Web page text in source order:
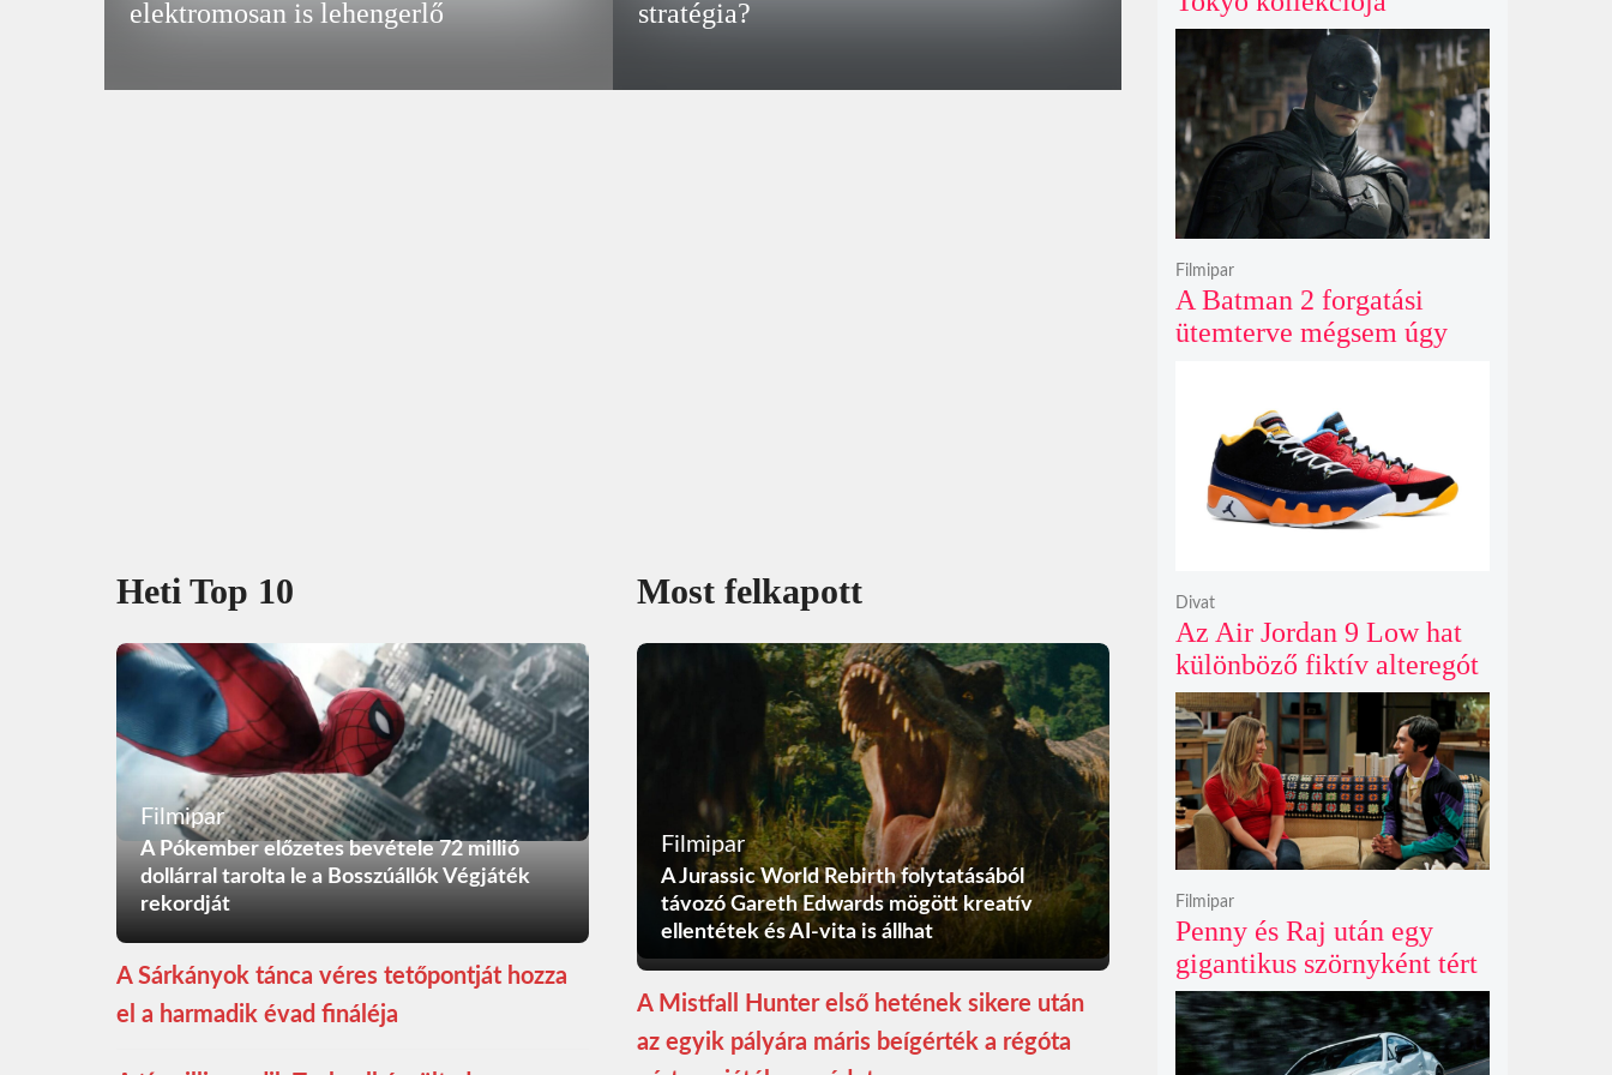
elektromosan is lehengerlő stratégia?
Heti Top 10
Filmipar
A Pókember előzetes bevétele 72 millió
dollárral tarolta le a Bosszúállók Végjáték
rekordját
A Sárkányok tánca véres tetőpontját hozza
el a harmadik évad fináléja
Most felkapott
Filmipar
A Jurassic World Rebirth folytatásából
távozó Gareth Edwards mögött kreatív
ellentétek és AI-vita is állhat
A Mistfall Hunter első hetének sikere után
az egyik pályára máris beígérték a régóta
flanellel, kordbársonnyal
és bőrrel gondolja újra az
időtlen örökséget
A Batman 2 forgatási
ütemterve mégsem úgy
Filmipar
Az Air Jordan 9 Low hat
különböző fiktív alteregót
gyúr egyetlen őrült
dizájnba
Divat
Penny és Raj után egy
gigantikus szörnyként tért
vissza valaki az
Agymenők legújabb spin-
offjában
Filmipar